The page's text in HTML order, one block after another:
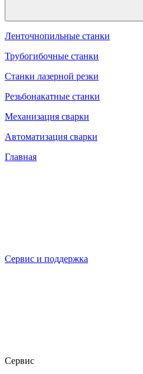
Ленточнопильные станки
Трубогибочные станки
Станки лазерной резки
Резьбонакатные станки
Механизация сварки
Автоматизация сварки
Главная
Сервис и поддержка
Сервис